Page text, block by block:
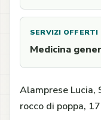
SERVIZI OFFERTI
Medicina
Alamprese Lucia,
rocco di poppa,